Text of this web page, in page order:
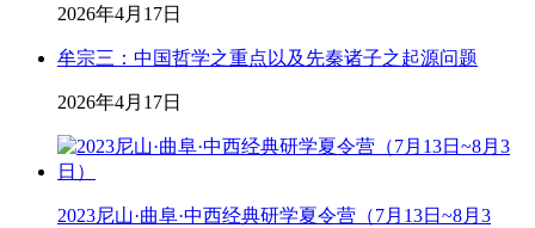
2026年4月17日
牟宗三：中国哲学之重点以及先秦诸子之起源问题
2026年4月17日
2023尼山·曲阜·中西经典研学夏令营（7月13日~8月3